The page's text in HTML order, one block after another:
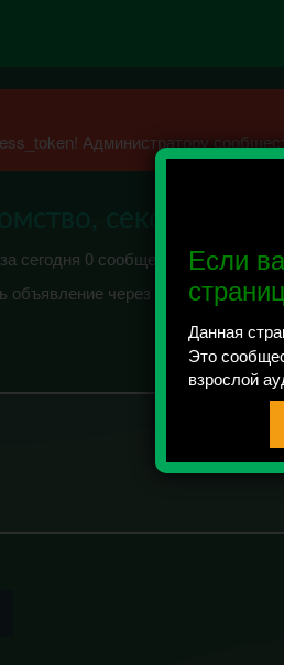
Если
Данная
Это
взрослой
Администратору
секс
сегодня 0 сообщений отправлено /
объявление через "предложить